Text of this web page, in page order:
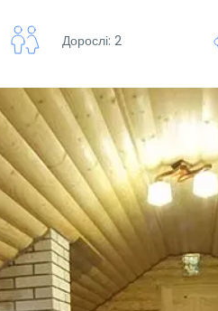
Дорослі: 2